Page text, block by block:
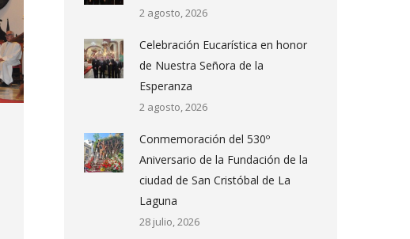
2 agosto, 2026
Celebración Eucarística en honor
de Nuestra Señora de la
Esperanza
2 agosto, 2026
Conmemoración del 530º
Aniversario de la Fundación de la
ciudad de San Cristóbal de La
Laguna
28 julio, 2026